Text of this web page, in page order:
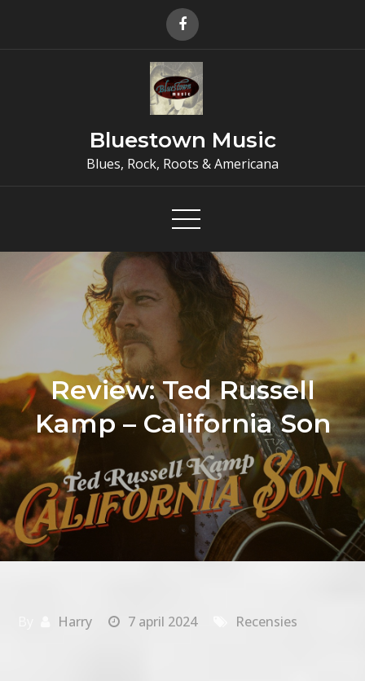
Bluestown Music
Blues, Rock, Roots & Americana
Review: Ted Russell
Kamp – California Son
Harry 7 april 2024 Recensies